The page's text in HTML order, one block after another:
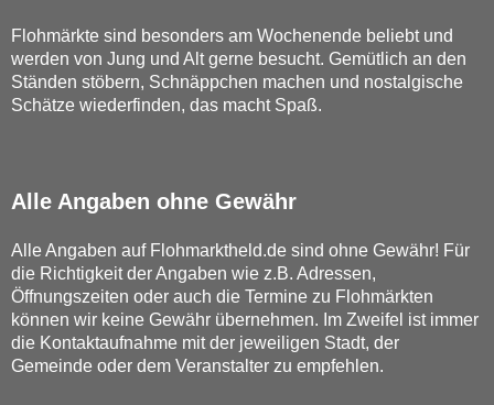
Flohmärkte sind besonders am Wochenende beliebt und
werden von Jung und Alt gerne besucht. Gemütlich an den
Ständen stöbern, Schnäppchen machen und nostalgische
Schätze wiederfinden, das macht Spaß.
Alle Angaben ohne Gewähr
Alle Angaben auf Flohmarktheld.de sind ohne Gewähr! Für
die Richtigkeit der Angaben wie z.B. Adressen,
Öffnungszeiten oder auch die Termine zu Flohmärkten
können wir keine Gewähr übernehmen. Im Zweifel ist immer
die Kontaktaufnahme mit der jeweiligen Stadt, der
Gemeinde oder dem Veranstalter zu empfehlen.